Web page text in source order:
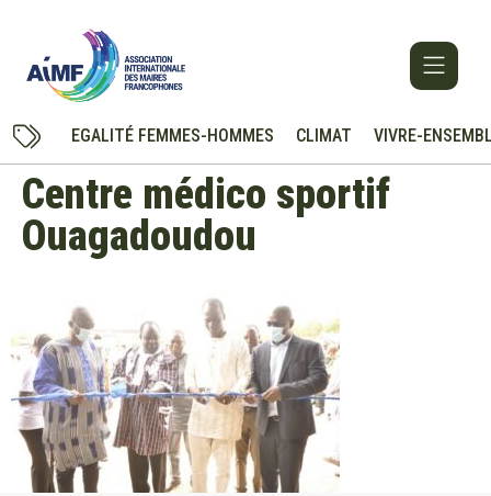
EGALITÉ FEMMES-HOMMES CLIMAT VIVRE-
Centre médico sportif
Ouagadoudou